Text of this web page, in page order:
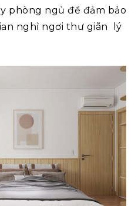
phòng ngủ để đảm bảo
nghỉ ngơi thư giãn lý